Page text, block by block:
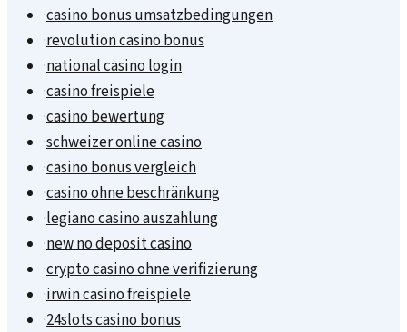
·casino bonus umsatzbedingungen
·revolution casino bonus
·national casino login
·casino freispiele
·casino bewertung
·schweizer online casino
·casino bonus vergleich
·casino ohne beschränkung
·legiano casino auszahlung
·new no deposit casino
·crypto casino ohne verifizierung
·irwin casino freispiele
·24slots casino bonus